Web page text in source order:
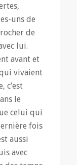
uns de
de
lui.
avant et
vivaient
c’est
le
celui qui
fois
aussi
avec